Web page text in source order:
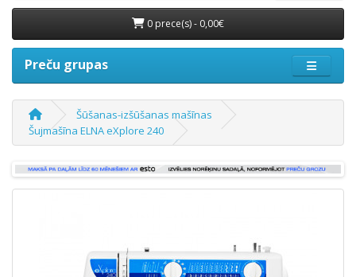
0 prece(s) - 0,00€
Preču grupas
Šūšanas-izšūšanas mašīnas
Šujmašīna ELNA eXplore 240